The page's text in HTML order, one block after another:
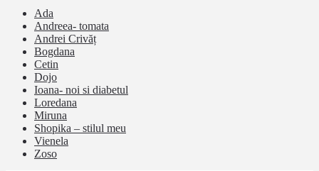
Ada
Andreea- tomata
Andrei Crivăț
Bogdana
Cetin
Dojo
Ioana- noi si diabetul
Loredana
Miruna
Shopika – stilul meu
Vienela
Zoso